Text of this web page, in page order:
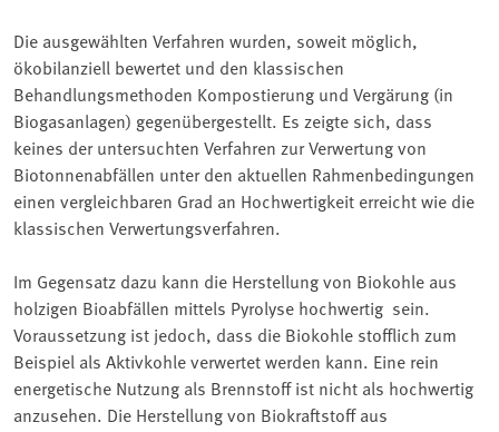
Die ausgewählten Verfahren wurden, soweit möglich,
ökobilanziell bewertet und den klassischen
Behandlungsmethoden Kompostierung und Vergärung (in
Biogasanlagen) gegenübergestellt. Es zeigte sich, dass
keines der untersuchten Verfahren zur Verwertung von
Biotonnenabfällen unter den aktuellen Rahmenbedingungen
einen vergleichbaren Grad an Hochwertigkeit erreicht wie die
klassischen Verwertungsverfahren.
Im Gegensatz dazu kann die Herstellung von Biokohle aus
holzigen Bioabfällen mittels Pyrolyse hochwertig sein.
Voraussetzung ist jedoch, dass die Biokohle stofflich zum
Beispiel als Aktivkohle verwertet werden kann. Eine rein
energetische Nutzung als Brennstoff ist nicht als hochwertig
anzusehen. Die Herstellung von Biokraftstoff aus